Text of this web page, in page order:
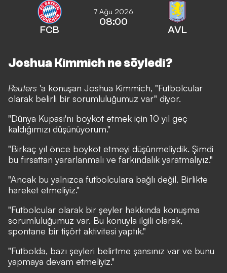
FCB
7 Ağu 2026
08:00
AVL
Joshua Kimmich ne söyledi?
Reuters 'a konuşan Joshua Kimmich, "Futbolcular
olarak belirli bir sorumluluğumuz var" diyor.
"Dünya Kupası'nı boykot etmek için 10 yıl geç
kaldığımızı düşünüyorum."
"Birkaç yıl önce boykot etmeyi düşünmeliydik. Şimdi
bu fırsattan yararlanmalı ve farkındalık yaratmalıyız."
"Ancak bu yalnızca futbolculara bağlı değil. Birlikte
hareket etmeliyiz."
"Futbolcular olarak bir şeyler hakkında konuşma
sorumluluğumuz var. Bu konuyla ilgili olarak,
spontane bir tişört aktivitesi yaptık."
"Futbolda, bazı şeyleri belirtme şansınız var ve bunu
yapmaya devam etmeliyiz."